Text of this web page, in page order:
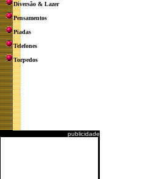
Diversão & Lazer
Pensamentos
Piadas
Telefones
Torpedos
publicidade